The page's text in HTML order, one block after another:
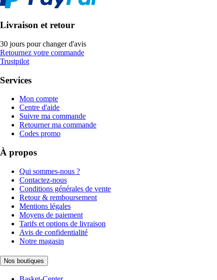
Livraison et retour
30 jours pour changer d'avis
Retournez votre commande
Trustpilot
Services
Mon compte
Centre d'aide
Suivre ma commande
Retourner ma commande
Codes promo
À propos
Qui sommes-nous ?
Contactez-nous
Conditions générales de vente
Retour & remboursement
Mentions légales
Moyens de paiement
Tarifs et options de livraison
Avis de confidentialité
Notre magasin
Nos boutiques